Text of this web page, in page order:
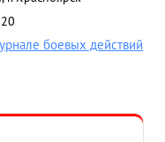
боевых действий